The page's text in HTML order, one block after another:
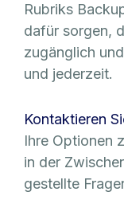
Rubriks
dafür sorgen,
zugänglich
und jederzeit.
Kontaktieren
Ihre Optionen
in der
gestellte